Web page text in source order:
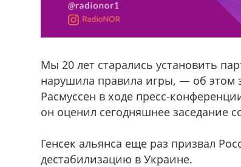
Мы 20 лет старались установить
нарушила правила игры, — об этом
Расмуссен в ходе пресс-
он оценил сегодняшнее заседание
Генсек альянса еще раз призвал
дестабилизацию в Украине.